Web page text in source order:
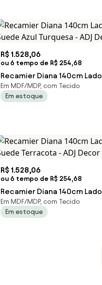
R$ 1.528,06
ou 6 tempo de R$ 254,68
Recamier Diana 140cm
Suede Azul Turquesa - ADJ
Em MDF/MDP, com Tecido
Em estoque
R$ 1.528,06
ou 6 tempo de R$ 254,68
Recamier Diana 140cm
Suede Terracota - ADJ Decor
Em MDF/MDP, com Tecido
Em estoque